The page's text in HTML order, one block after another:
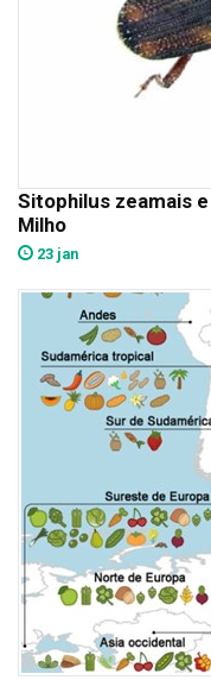
Sitophilus zeamais
Milho
23 jan